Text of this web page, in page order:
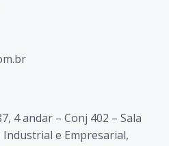
4 andar – Conj 402 – Sala
e Empresarial,